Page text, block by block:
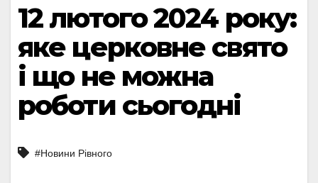
12 лютого 2024 року:
яке церковне свято
і що не можна
роботи сьогодні
#Новини Рівного